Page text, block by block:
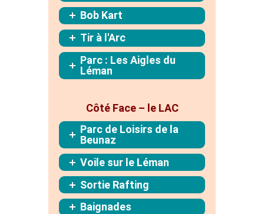
Bob Kart
Tir à l'Arc
Parc : Les Aigles du
Léman
Côté Face – le LAC
Parc de Loisirs de la
Beunaz
Voile sur le Léman
Sortie Rafting
Baignades